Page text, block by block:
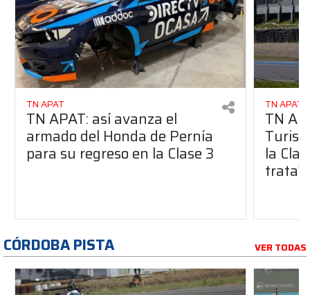
TN APAT
TN APAT: así avanza el
armado del Honda de Pernía
para su regreso en la Clase 3
TN APAT
TN
la
trata?
CÓRDOBA PISTA VER TODAS